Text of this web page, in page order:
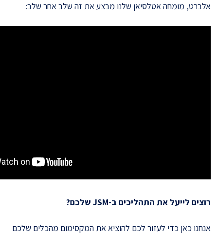
אלברט, מומחה אטלסיאן שלנו מבצע את זה שלב אחר שלב:
רוצים לייעל את התהליכים ב-JSM שלכם?
אנחנו כאן כדי לעזור לכם להוציא את המקסימום מהכלים שלכם